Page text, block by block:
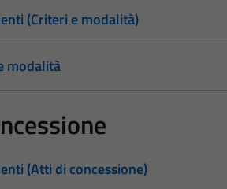
(Criteri e modalità)
modalità
(Atti di concessione)